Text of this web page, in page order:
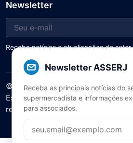
Newsletter ASSERJ
Receba as principais notícias do
supermercadista e informações
para associados.
Newsletter
Receba notícias e atualizações do setor
© 2025 ASERJ – Associação
Estado do Rio de Janeiro.
reservados.
Política de Privacidade